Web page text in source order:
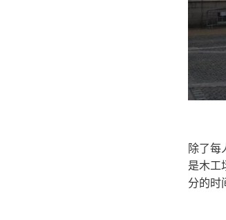
除了每
是木工
分的时